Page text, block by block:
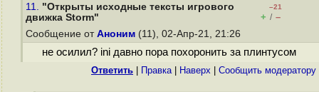
11. "Открыты исходные тексты игрового
движка Storm"
–21
+ / –
Сообщение от Аноним (11), 02-Апр-21, 21:26
не осилил? ini давно пора похоронить за плинтусом
Ответить Правка| Наверх Cообщить модератору